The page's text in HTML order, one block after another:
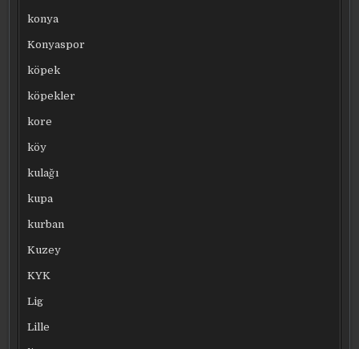
konya
Konyaspor
köpek
köpekler
kore
köy
kulağı
kupa
kurban
Kuzey
KYK
Lig
Lille